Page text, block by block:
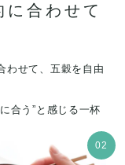
に合わせて
わせて、五穀を自由
合う”と感じる一杯
02